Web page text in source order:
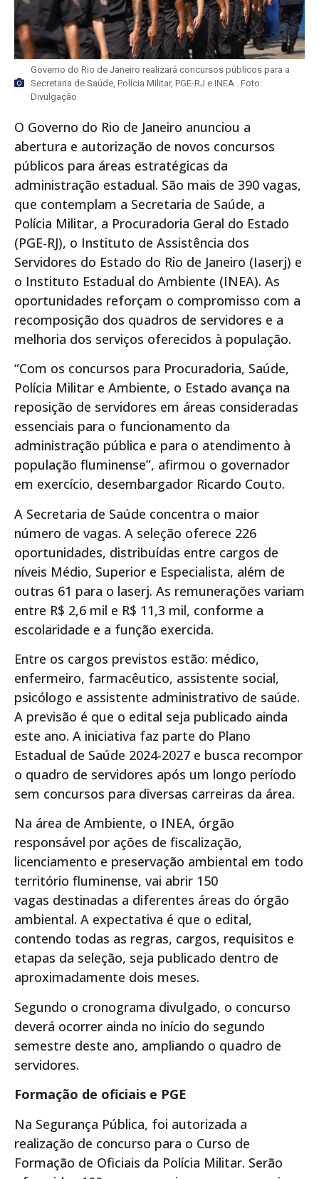
Governo do Rio de Janeiro realizará concursos públicos para a
Secretaria de Saúde, Polícia Militar, PGE-RJ e INEA . Foto:
Divulgação
O Governo do Rio de Janeiro anunciou a
abertura e autorização de novos concursos
públicos para áreas estratégicas da
administração estadual. São mais de 390 vagas,
que contemplam a Secretaria de Saúde, a
Polícia Militar, a Procuradoria Geral do Estado
(PGE-RJ), o Instituto de Assistência dos
Servidores do Estado do Rio de Janeiro (Iaserj) e
o Instituto Estadual do Ambiente (INEA). As
oportunidades reforçam o compromisso com a
recomposição dos quadros de servidores e a
melhoria dos serviços oferecidos à população.
“Com os concursos para Procuradoria, Saúde,
Polícia Militar e Ambiente, o Estado avança na
reposição de servidores em áreas consideradas
essenciais para o funcionamento da
administração pública e para o atendimento à
população fluminense”, afirmou o governador
em exercício, desembargador Ricardo Couto.
A Secretaria de Saúde concentra o maior
número de vagas. A seleção oferece 226
oportunidades, distribuídas entre cargos de
níveis Médio, Superior e Especialista, além de
outras 61 para o laserj. As remunerações variam
entre R$ 2,6 mil e R$ 11,3 mil, conforme a
escolaridade e a função exercida.
Entre os cargos previstos estão: médico,
enfermeiro, farmacêutico, assistente social,
psicólogo e assistente administrativo de saúde.
A previsão é que o edital seja publicado ainda
este ano. A iniciativa faz parte do Plano
Estadual de Saúde 2024-2027 e busca recompor
o quadro de servidores após um longo período
sem concursos para diversas carreiras da área.
Na área de Ambiente, o INEA, órgão
responsável por ações de fiscalização,
licenciamento e preservação ambiental em todo
território fluminense, vai abrir 150
vagas destinadas a diferentes áreas do órgão
ambiental. A expectativa é que o edital,
contendo todas as regras, cargos, requisitos e
etapas da seleção, seja publicado dentro de
aproximadamente dois meses.
Segundo o cronograma divulgado, o concurso
deverá ocorrer ainda no início do segundo
semestre deste ano, ampliando o quadro de
servidores.
Formação de oficiais e PGE
Na Segurança Pública, foi autorizada a
realização de concurso para o Curso de
Formação de Oficiais da Polícia Militar. Serão